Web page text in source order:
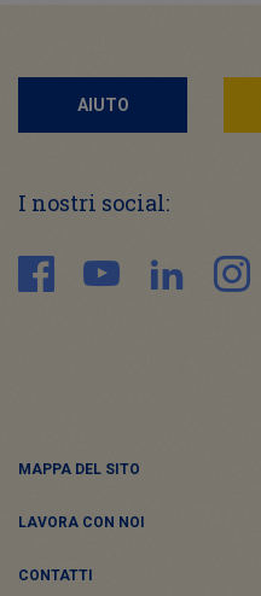
AIUTO
I nostri social:
MAPPA DEL SITO
LAVORA CON NOI
CONTATTI